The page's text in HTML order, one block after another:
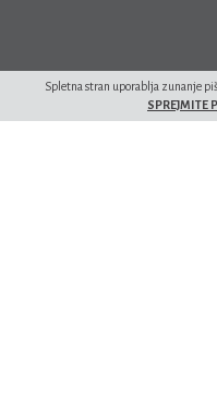
Spletna stran uporablja zunanje
SPREJMITE